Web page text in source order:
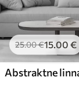
25.00€15.00 €